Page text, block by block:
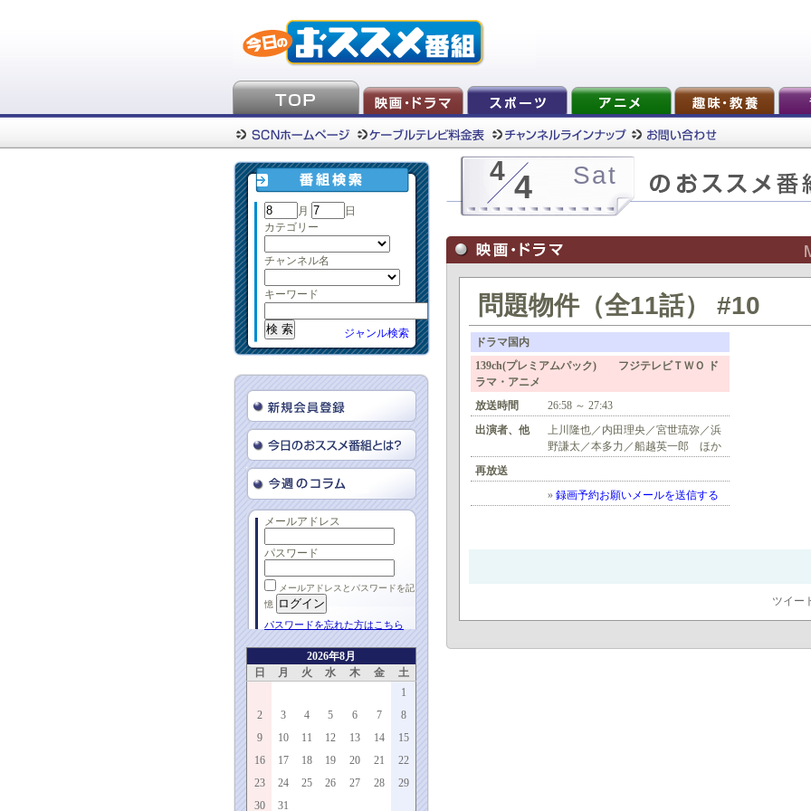
月
日
カテゴリー
チャンネル名
キーワード
ジャンル検索
メールアドレス
パスワード
メールアドレスとパスワードを記
憶
パスワードを忘れた方はこちら
2026年8月
日
月 火 水 木 金
土
1
2
3 4 5 6 7
8
9
10 11 12 13 14
15
16
17 18 19 20 21
22
23
24 25 26 27 28
29
30
31
4 4 Sat
問題物件（全11話） #10
ドラマ国内
139ch(プレミアムパック) フジテレビＴＷＯ ド
ラマ・アニメ
放送時間
26:58 ～ 27:43
出演者、他
上川隆也／内田理央／宮世琉弥／浜
野謙太／本多力／船越英一郎 ほか
再放送
» 録画予約お願いメールを送信する
ツイー